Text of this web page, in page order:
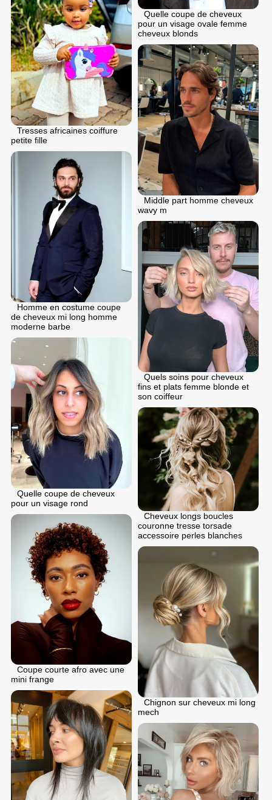
Quelle coupe de cheveux
pour un visage ovale femme
cheveux blonds
Tresses africaines coiffure
petite fille
Middle part homme cheveux
wavy m
Homme en costume coupe
de cheveux mi long homme
moderne barbe
Quels soins pour cheveux
fins et plats femme blonde et
son coiffeur
Quelle coupe de cheveux
pour un visage rond
Cheveux longs boucles
couronne tresse torsade
accessoire perles blanches
Coupe courte afro avec une
mini frange
Chignon sur cheveux mi long
mech